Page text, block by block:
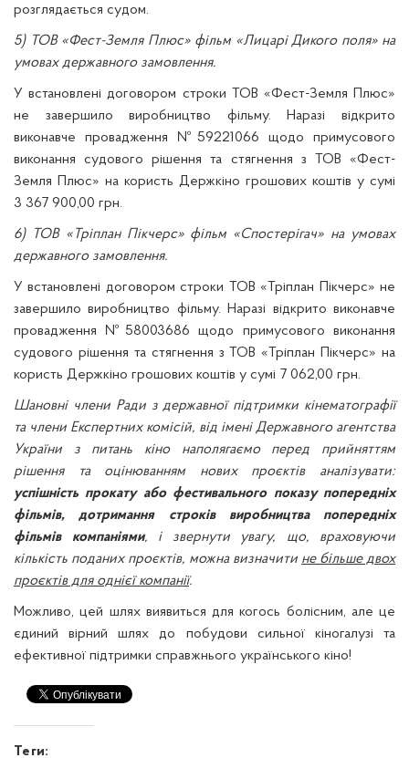
розглядається судом.
5) ТОВ «Фест-Земля Плюс» фільм «Лицарі Дикого поля» на
умовах державного замовлення.
У встановлені договором строки ТОВ «Фест-Земля Плюс»
не завершило виробництво фільму. Наразі відкрито
виконавче провадження №59221066 щодо примусового
виконання судового рішення та стягнення з ТОВ «Фест-
Земля Плюс» на користь Держкіно грошових коштів у сумі
3 367 900,00 грн.
6) ТОВ «Тріплан Пікчерс» фільм «Спостерігач» на умовах
державного замовлення.
У встановлені договором строки ТОВ «Тріплан Пікчерс» не
завершило виробництво фільму. Наразі відкрито виконавче
провадження №58003686 щодо примусового виконання
судового рішення та стягнення з ТОВ «Тріплан Пікчерс» на
користь Держкіно грошових коштів у сумі 7 062,00 грн.
Шановні члени Ради з державної підтримки кінематографії
та члени Експертних комісій, від імені Державного агентства
України з питань кіно наполягаємо перед прийняттям
рішення та оцінюванням нових проєктів аналізувати:
успішність прокату або фестивального показу попередніх
фільмів, дотримання строків виробництва попередніх
фільмів компаніями, і звернути увагу, що, враховуючи
кількість поданих проєктів, можна визначити не більше двох
проєктів для однієї компанії.
Можливо, цей шлях виявиться для когось болісним, але це
єдиний вірний шлях до побудови сильної кіногалузі та
ефективної підтримки справжнього українського кіно!
Теги: